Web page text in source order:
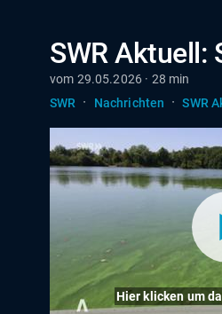
SWR Aktuell:
vom 29.05.2026 · 28 min
SWR
· Nachrichten · SWR
Hier klicken um